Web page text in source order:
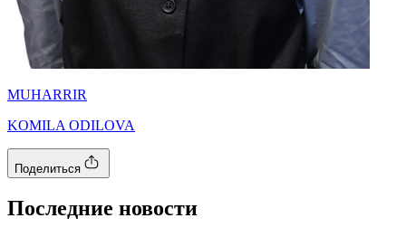
MUHARRIR
KOMILA ODILOVA
Поделиться
Последние новости